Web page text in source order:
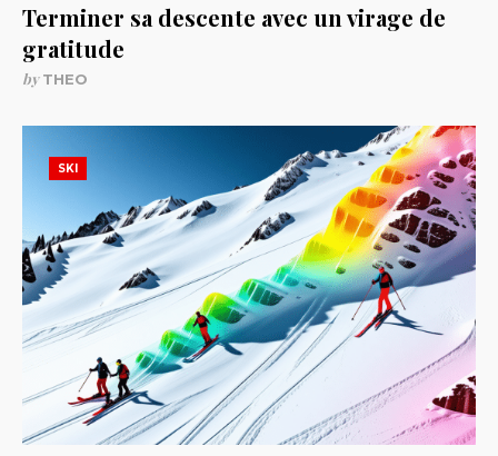
Terminer sa descente avec un virage de
gratitude
byTHEO
SKI